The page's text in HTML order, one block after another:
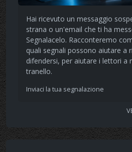
Hai ricevuto un messaggio
strana o un'email che ti ha
Segnalacelo. Racconteremo
quali segnali possono aiutare a
difendersi, per aiutare i lettori a
tranello.
Inviaci la tua segnalazione